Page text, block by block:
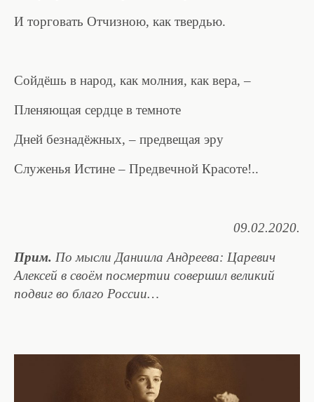
И торговать Отчизною, как твердью.
Сойдёшь в народ, как молния, как вера, –
Пленяющая сердце в темноте
Дней безнадёжных, – предвещая эру
Служенья Истине – Предвечной Красоте!..
09.02.2020.
Прим. По мысли Даниила Андреева: Царевич
Алексей в своём посмертии совершил великий
подвиг во благо России…